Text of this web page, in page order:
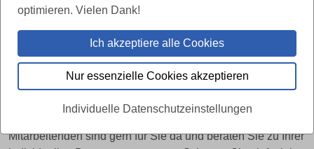
Bestellen Sie jetzt Ihre
Vorsorgemappe
Bitte füllen Sie das Kontaktformular vollständig aus und
Sie halten bald Ihre Vorsorgemappe in den Händen.
Mitarbeitenden sind gern für Sie da und beraten Sie zu Ihrer
optimieren. Vielen Dank!
Ich akzeptiere alle Cookies
Nur essenzielle Cookies akzeptieren
Individuelle Datenschutzeinstellungen